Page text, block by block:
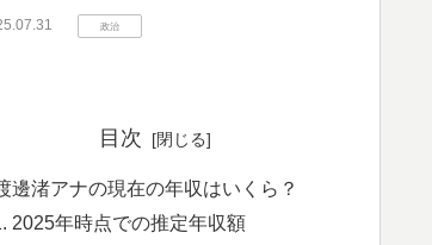
政治
目次
邊渚アナの現在の年収はいくら？
2025年時点での推定年収額